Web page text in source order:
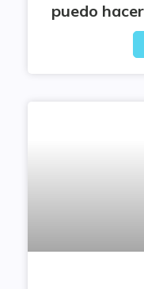
puedo